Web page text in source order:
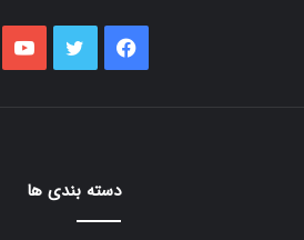
فیس توییتر
دسته بندی ها